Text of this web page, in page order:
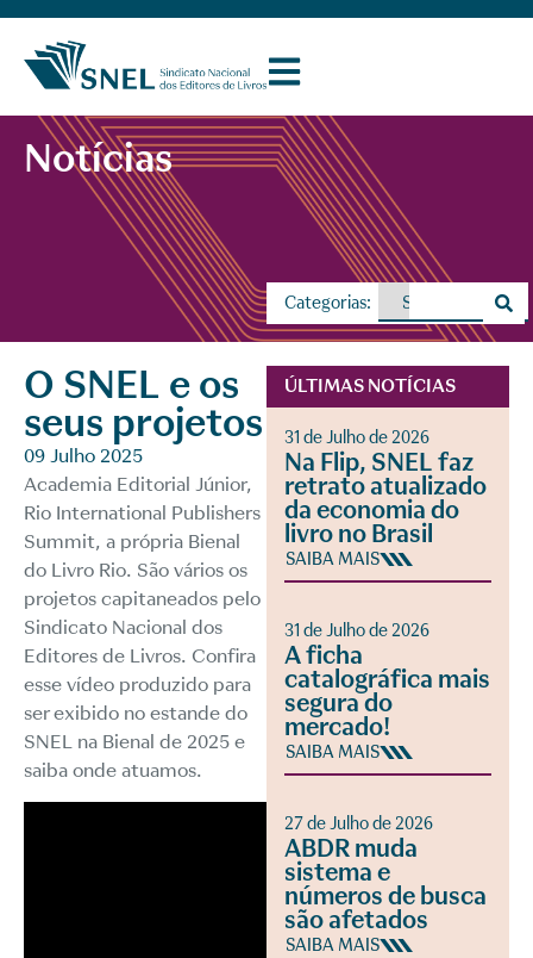
Notícias
Categorias:
O SNEL e os
seus projetos
09 Julho 2025
Academia Editorial Júnior,
Rio International Publishers
Summit, a própria Bienal
do Livro Rio. São vários os
projetos capitaneados pelo
Sindicato Nacional dos
Editores de Livros. Confira
esse vídeo produzido para
ser exibido no estande do
SNEL na Bienal de 2025 e
saiba onde atuamos.
ÚLTIMAS NOTÍCIAS
31 de Julho de 2026
Na Flip, SNEL faz
retrato atualizado
da economia do
livro no Brasil
SAIBA MAIS
31 de Julho de 2026
A ficha
catalográfica mais
segura do
mercado!
SAIBA MAIS
27 de Julho de 2026
ABDR muda
sistema e
números de busca
são afetados
SAIBA MAIS